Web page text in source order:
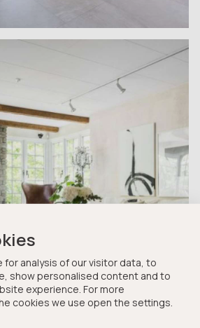
for analysis of our visitor data, to
show personalised content and to
experience. For more
cookies we use open the settings.